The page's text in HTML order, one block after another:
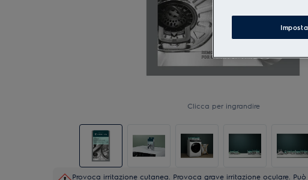
Clicca per ingrandire
Provoca irritazione cutanea. Provoca grave irritazione oculare.